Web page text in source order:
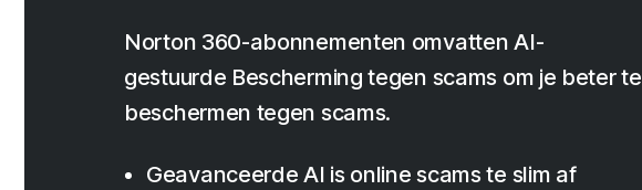
Norton 360-abonnementen omvatten AI-
gestuurde Bescherming tegen scams om je beter te
beschermen tegen scams.
Geavanceerde AI is online scams te slim af